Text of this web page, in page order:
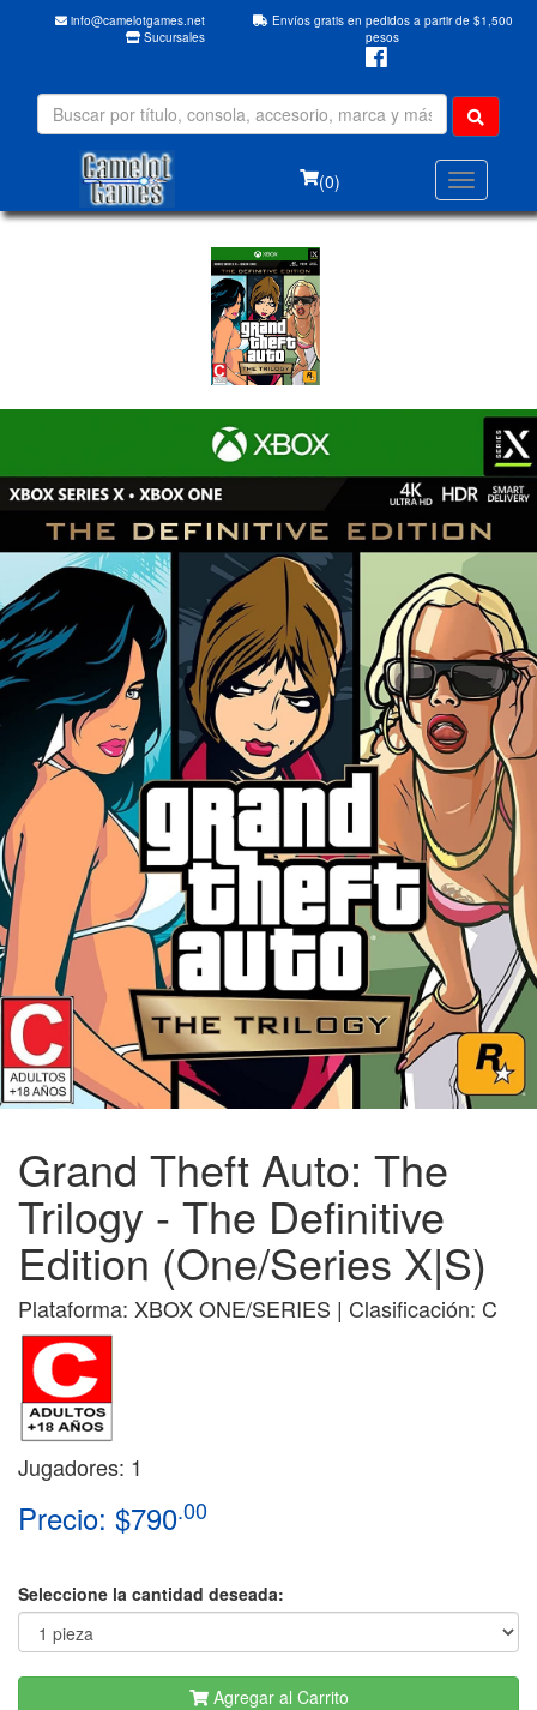
info@camelotgames.net
Sucursales
Envíos gratis en pedidos a partir de $1,500
pesos
(0)
Grand Theft Auto: The
Trilogy - The Definitive
Edition (One/Series X|S)
Plataforma: XBOX ONE/SERIES | Clasificación: C
Jugadores: 1
Precio: $790.00
Seleccione la cantidad deseada:
Agregar al Carrito